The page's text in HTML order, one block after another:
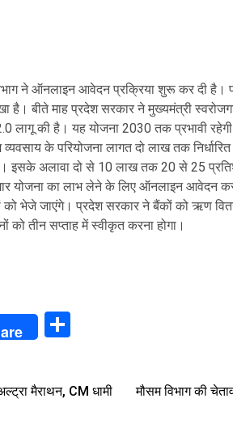
ने ऑनलाइन आवेदन प्रक्रिया शुरू कर दी है।
है। बीते माह प्रदेश सरकार ने मुख्यमंत्री
लागू की है। यह योजना 2030 तक प्रभावी
के परियोजना लागत दो लाख तक
इसके अलावा दो से 10 लाख तक 20 से 25
योजना का लाभ लेने के लिए ऑनलाइन आवेदन
भेजे जाएंगे। प्रदेश सरकार ने बैंकों को ऋण
तीन सप्ताह में स्वीकृत करना होगा।
मैराथन, CM धामी
मौसम विभाग की